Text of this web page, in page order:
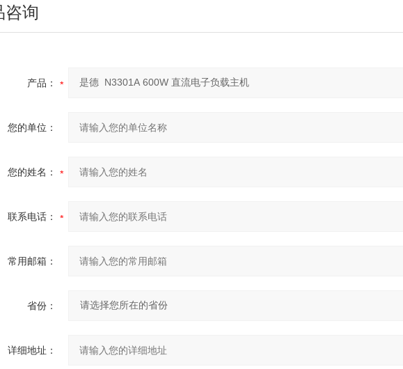
咨询
产品：
您的单位：
您的姓名：
联系电话：
常用邮箱：
省份：
详细地址：